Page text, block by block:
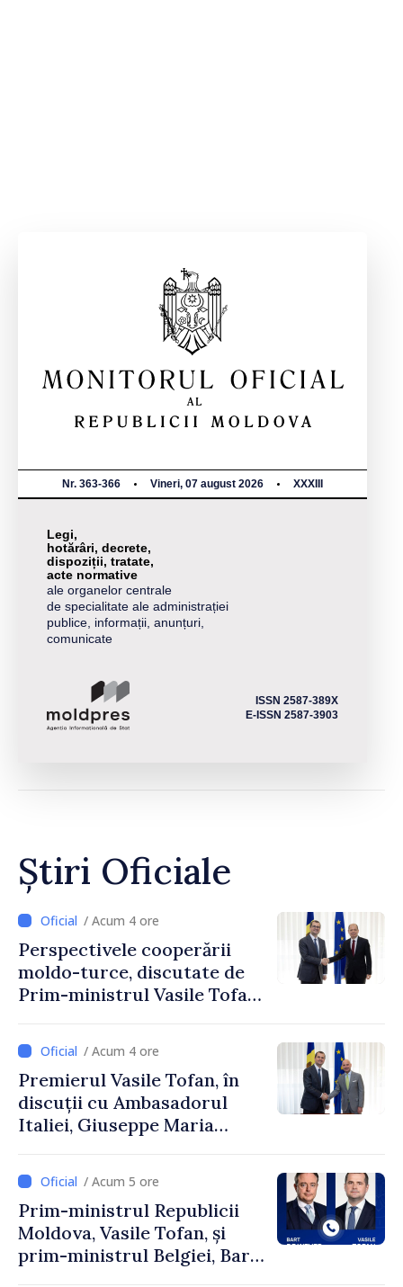
Nr. 363-366 Vineri, 07 august 2026 XXXIII
Legi,
hotărâri, decrete,
dispoziții, tratate,
acte normative
ale organelor centrale
de specialitate ale administrației
publice, informații, anunțuri,
comunicate
ISSN 2587-389X
E-ISSN 2587-3903
Știri Oficiale
/ Acum 4 ore
Perspectivele cooperării
moldo-turce, discutate de
Prim-ministrul Vasile Tofan
Uygar Mustafa Sertel
/ Acum 4 ore
Premierul Vasile Tofan, în
discuții cu Ambasadorul
Italiei, Giuseppe Maria
/ Acum 5 ore
Prim-ministrul Republicii
Moldova, Vasile Tofan, și
prim-ministrul Belgiei, Bart